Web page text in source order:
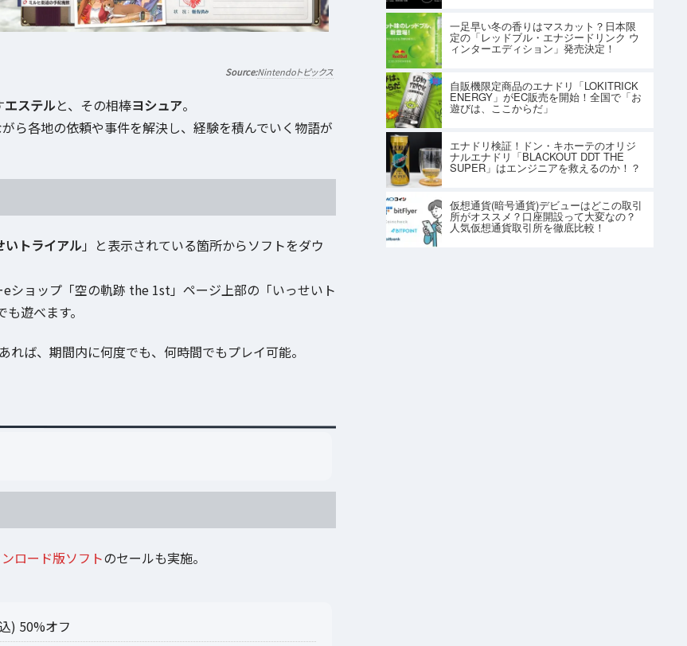
Nintendoトピックス
エステルと、その相棒ヨシュア。
ら各地の依頼や事件を解決し、経験を積んでいく物語が
いトライアル」と表示されている箇所からソフトをダウ
ョップ「空の軌跡 the 1st」ページ上部の「いっせいト
遊べます。
ば、期間内に何度でも、何時間でもプレイ可能。
ロード版ソフトのセールも実施。
) 50%オフ
一足早い冬の香りはマスカット？日本限
定の「レッドブル・エナジードリンク ウ
ィンターエディション」発売決定！
自販機限定商品のエナドリ「LOKITRICK
ENERGY」がEC販売を開始！全国で「お
遊びは、ここからだ」
エナドリ検証！ドン・キホーテのオリジ
ナルエナドリ「BLACKOUT DDT THE
SUPER」はエンジニアを救えるのか！？
仮想通貨(暗号通貨)デビューはどこの取引
所がオススメ？口座開設って大変なの？
人気仮想通貨取引所を徹底比較！